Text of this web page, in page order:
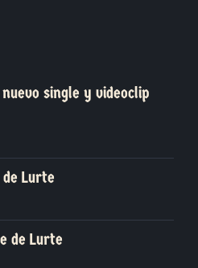
single y videoclip
Lurte
de Lurte